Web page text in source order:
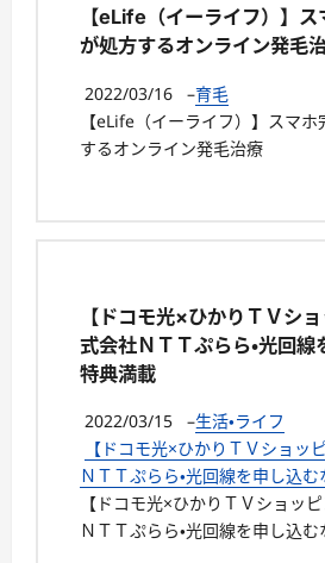
【eLife（イーライフ）】
が処方するオンライン発毛
2022/03/16 –育毛
【eLife（イーライフ）】スマ
するオンライン発毛治療
【ドコモ光×ひかりＴＶシ
式会社ＮＴＴぷらら・光回
特典満載
2022/03/15 –生活・ライフ
【ドコモ光×ひかりＴＶショッ
ＮＴＴぷらら・光回線を申し込
【ドコモ光×ひかりＴＶショッ
ＮＴＴぷらら・光回線を申し込